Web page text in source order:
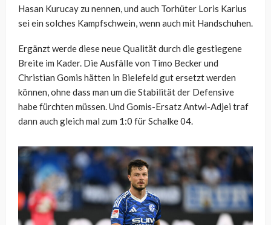
Hasan Kurucay zu nennen, und auch Torhüter Loris Karius
sei ein solches Kampfschwein, wenn auch mit Handschuhen.
Ergänzt werde diese neue Qualität durch die gestiegene
Breite im Kader. Die Ausfälle von Timo Becker und
Christian Gomis hätten in Bielefeld gut ersetzt werden
können, ohne dass man um die Stabilität der Defensive
habe fürchten müssen. Und Gomis-Ersatz Antwi-Adjei traf
dann auch gleich mal zum 1:0 für Schalke 04.